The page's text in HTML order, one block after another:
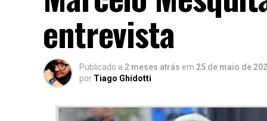
entrevista
Publicado a 2 meses atrás em 25 de maio de
por Tiago Ghidotti